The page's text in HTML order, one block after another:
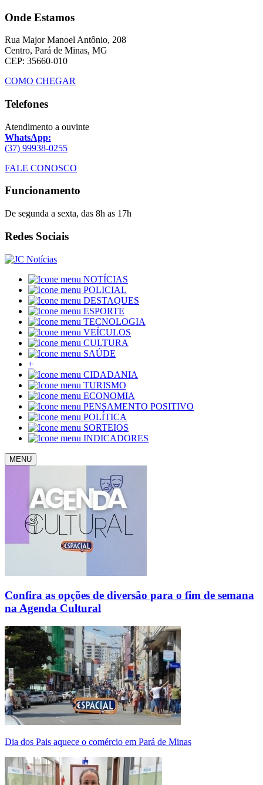
Onde Estamos
Rua Major Manoel Antônio, 208
Centro, Pará de Minas, MG
CEP: 35660-010
COMO CHEGAR
Telefones
Atendimento a ouvinte
WhatsApp:
(37) 99938-0255
FALE CONOSCO
Funcionamento
De segunda a sexta, das 8h as 17h
Redes Sociais
NOTÍCIAS
POLICIAL
DESTAQUES
ESPORTE
TECNOLOGIA
VEÍCULOS
CULTURA
SAÚDE
+
CIDADANIA
TURISMO
ECONOMIA
PENSAMENTO POSITIVO
POLÍTICA
SORTEIOS
INDICADORES
MENU
Confira as opções de diversão para o fim de semana
na Agenda Cultural
Dia dos Pais aquece o comércio em Pará de Minas